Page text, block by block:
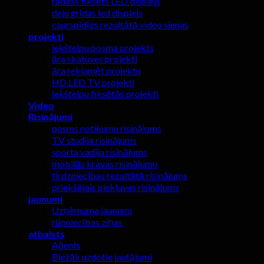
deju grīdas led displejs
caurspīdīgs rezultātā video sienas
projekti
iekštelpu posma projekts
āra skatuves projekti
āra reklamēt projektu
HD LED TV projekti
iekštelpu fiksētās projekti
Video
Risinājumi
posms notikumu risinājums
TV studija risinājums
sporta vadīja risinājums
mobilās kravas risinājumu
tirdzniecības rezultātā risinājums
priekšējais piekļuves risinājums
jaunumi
Uzņēmuma jaunumi
rūpniecības ziņas
atbalsts
Aģents
Biežāk uzdotie jautājumi